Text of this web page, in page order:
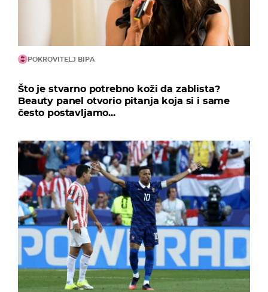
POKROVITELJ BIPA
Što je stvarno potrebno koži da zablista?
Beauty panel otvorio pitanja koja si i same
često postavljamo...